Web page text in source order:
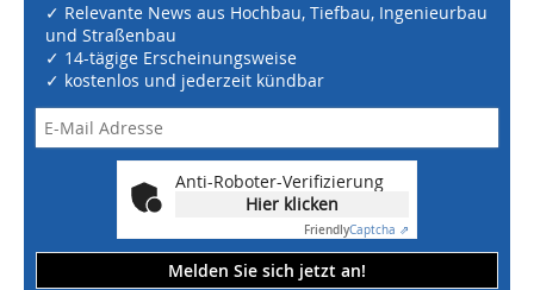
✓ Relevante News aus Hochbau, Tiefbau, Ingenieurbau
und Straßenbau
✓ 14-tägige Erscheinungsweise
✓ kostenlos und jederzeit kündbar
Anti-Roboter-Verifizierung
Hier klicken
FriendlyCaptcha ⇗
Melden Sie sich jetzt an!